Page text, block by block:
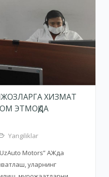
ХИЗМАТ
ЭТМОҚДА
Yangiliklar
Motors” АЖда
уларнинг